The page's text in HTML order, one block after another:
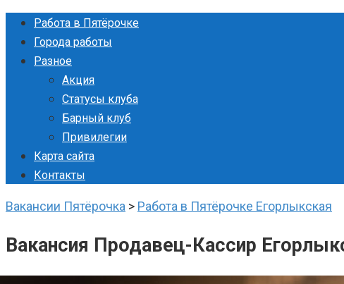
Перейти
контенту
Работа в Пятёрочке
Города работы
Разное
Акция
Статусы клуба
Барный клуб
Привилегии
Карта сайта
Контакты
Вакансии Пятёрочка > Работа в Пятёрочке Егорлыкская
Вакансия Продавец-Кассир